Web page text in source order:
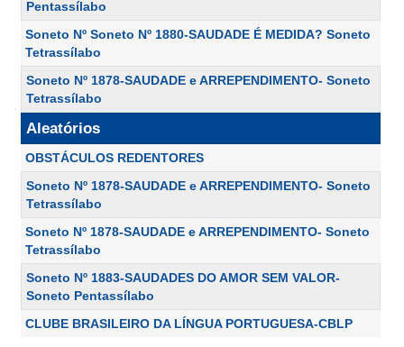
Pentassílabo
Soneto Nº Soneto Nº 1880-SAUDADE É MEDIDA? Soneto
Tetrassílabo
Soneto Nº 1878-SAUDADE e ARREPENDIMENTO- Soneto
Tetrassílabo
Aleatórios
OBSTÁCULOS REDENTORES
Soneto Nº 1878-SAUDADE e ARREPENDIMENTO- Soneto
Tetrassílabo
Soneto Nº 1878-SAUDADE e ARREPENDIMENTO- Soneto
Tetrassílabo
Soneto Nº 1883-SAUDADES DO AMOR SEM VALOR-
Soneto Pentassílabo
CLUBE BRASILEIRO DA LÍNGUA PORTUGUESA-CBLP